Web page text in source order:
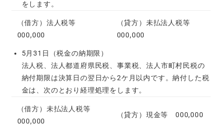
をします。
（借方）法人税等
000,000
（貸方）未払法人税等
000,000
5月31日（税金の納期限）
法人税、法人都道府県民税、事業税、法人市町村民税の
納付期限は決算日の翌日から2ケ月以内です。納付した税
金は、次のとおり経理処理をします。
（借方）未払法人税等
000,000
（貸方）現金等 000,000